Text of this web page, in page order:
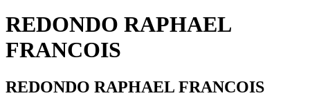
REDONDO RAPHAEL
FRANCOIS
REDONDO RAPHAEL FRANCOIS